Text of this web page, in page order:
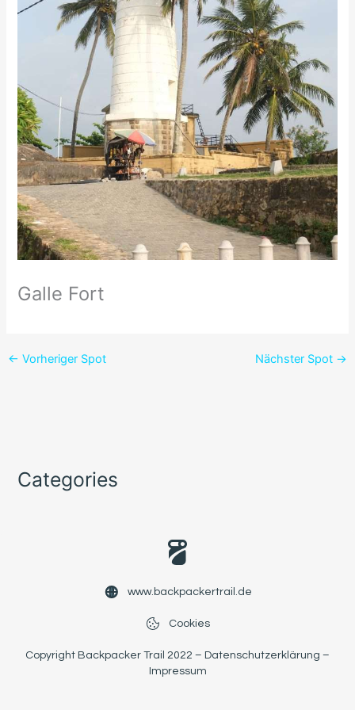
Galle Fort
← Vorheriger Spot Nächster Spot →
Categories
www.backpackertrail.de
Cookies
Copyright Backpacker Trail 2022 – Datenschutzerklärung –
Impressum